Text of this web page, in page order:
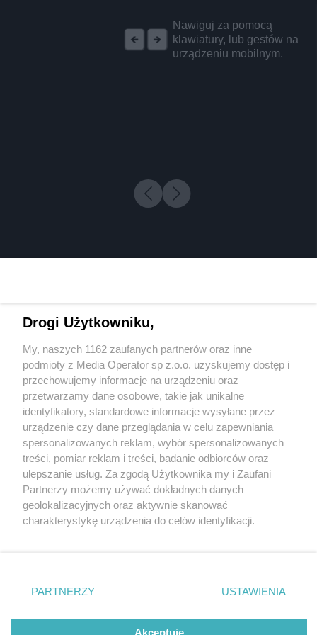
Nawiguj za pomocą
klawiatury, lub gestów na
urządzeniu mobilnym.
2 / 0
Wydawca mediów lokalnych
Nie zapomnij
zapoznać się z:
polityką prywatności regulamin korzystania z portali
Twojemiasto
Piekary Śląskie
Chorzów
Tarnowskie Góry
Gliwice
Skontakuj sięz nami
Kontakt
Wydawca
Redakcja
Drogi Użytkowniku,
My, naszych 1162 zaufanych partnerów oraz inne
podmioty z Media Operator sp z.o.o. uzyskujemy dostęp i
przechowujemy informacje na urządzeniu oraz
przetwarzamy dane osobowe, takie jak unikalne
identyfikatory, standardowe informacje wysyłane przez
urządzenie czy dane przeglądania w celu zapewniania
spersonalizowanych reklam, wybór spersonalizowanych
treści, pomiar reklam i treści, badanie odbiorców oraz
ulepszanie usług. Za zgodą Użytkownika my i Zaufani
Partnerzy możemy używać dokładnych danych
geolokalizacyjnych oraz aktywnie skanować
charakterystykę urządzenia do celów identyfikacji.
zmienić/wycofać klikając przycisk ustawień prywatności
znajdujący się w lewym dolnym rogu strony
rodzaje przetwarzania danych nie wymagają zgody
użytkownika, ale masz prawo sprzeciwić się takiemu
PARTNERZY USTAWIENIA
Akceptuję